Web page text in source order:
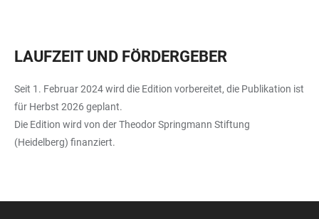
LAUFZEIT UND FÖRDERGEBER
Seit 1. Februar 2024 wird die Edition vorbereitet, die Publikation ist
für Herbst 2026 geplant.
Die Edition wird von der Theodor Springmann Stiftung
(Heidelberg) finanziert.